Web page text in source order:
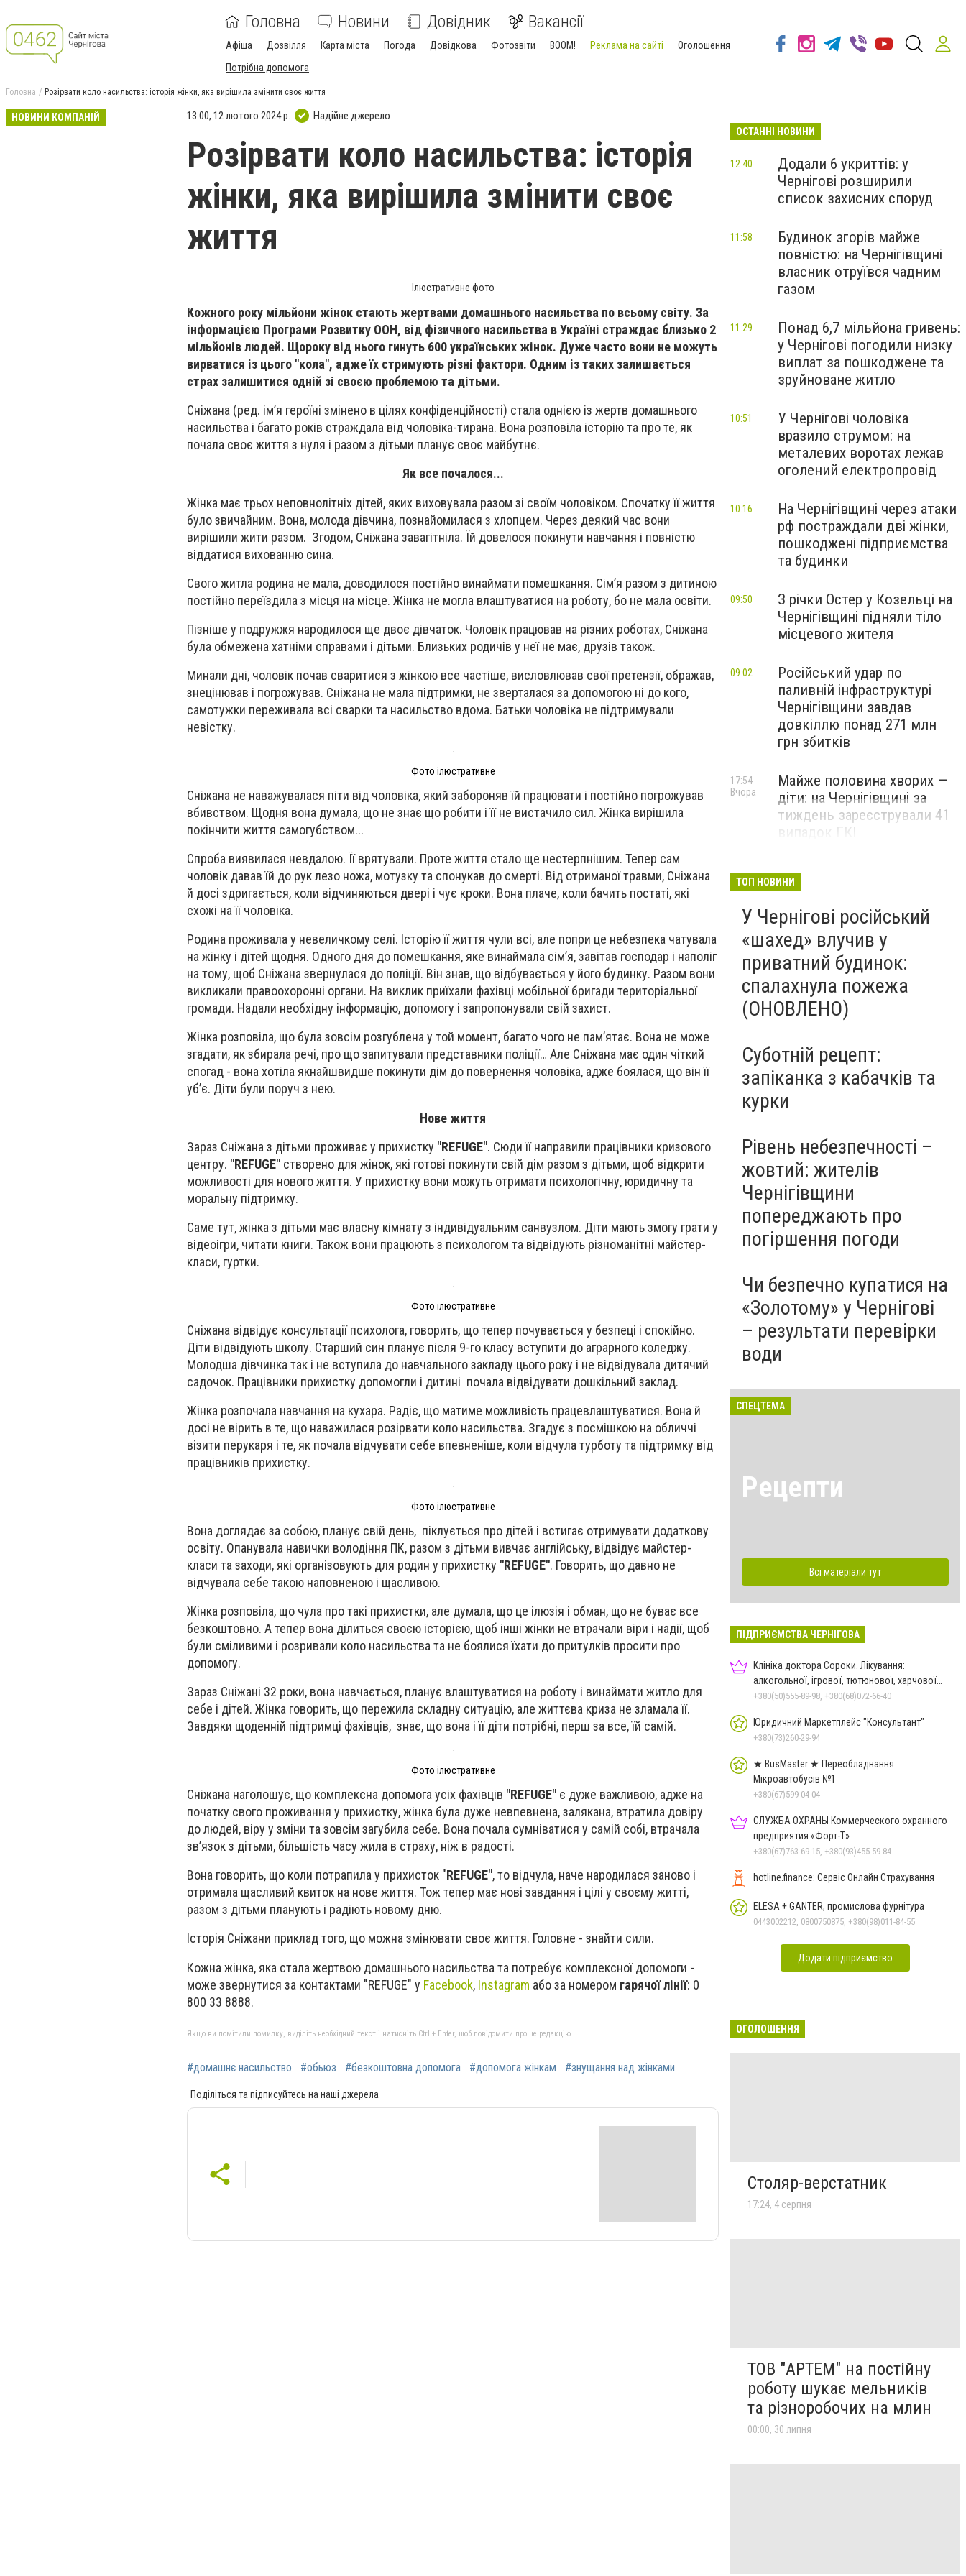
Головна Новини Довідник Вакансії
Афіша Дозвілля Карта міста Погода Довідкова Фотозвіти BOOM! Реклама на сайті
Оголошення
Потрібна допомога
Головна Розірвати коло насильства: історія жінки, яка вирішила змінити своє життя
НОВИНИ КОМПАНІЙ 13:00, 12 лютого 2024 р. Надійне джерело
Розірвати коло насильства: історія
жінки, яка вирішила змінити своє
життя
Ілюстративне фото
Кожного року мільйони жінок стають жертвами домашнього насильства по всьому світу. За
інформацією Програми Розвитку ООН, від фізичного насильства в Україні страждає близько 2
мільйонів людей. Щороку від нього гинуть 600 українських жінок. Дуже часто вони не можуть
вирватися із цього "кола", адже їх стримують різні фактори. Одним із таких залишається
страх залишитися одній зі своєю проблемою та дітьми.
Сніжана (ред. ім’я героїні змінено в цілях конфіденційності) стала однією із жертв домашнього
насильства і багато років страждала від чоловіка-тирана. Вона розповіла історію та про те, як
почала своє життя з нуля і разом з дітьми планує своє майбутнє.
Як все почалося...
Жінка має трьох неповнолітніх дітей, яких виховувала разом зі своїм чоловіком. Спочатку її життя
було звичайним. Вона, молода дівчина, познайомилася з хлопцем. Через деякий час вони
вирішили жити разом. Згодом, Сніжана завагітніла. Їй довелося покинути навчання і повністю
віддатися вихованню сина.
Свого житла родина не мала, доводилося постійно винаймати помешкання. Сім’я разом з дитиною
постійно переїздила з місця на місце. Жінка не могла влаштуватися на роботу, бо не мала освіти.
Пізніше у подружжя народилося ще двоє дівчаток. Чоловік працював на різних роботах, Сніжана
була обмежена хатніми справами і дітьми. Близьких родичів у неї не має, друзів також.
Минали дні, чоловік почав сваритися з жінкою все частіше, висловлював свої претензії, ображав,
знецінював і погрожував. Сніжана не мала підтримки, не зверталася за допомогою ні до кого,
самотужки переживала всі сварки та насильство вдома. Батьки чоловіка не підтримували
невістку.
Фото ілюстративне
Сніжана не наважувалася піти від чоловіка, який забороняв їй працювати і постійно погрожував
вбивством. Щодня вона думала, що не знає що робити і її не вистачило сил. Жінка вирішила
покінчити життя самогубством...
Спроба виявилася невдалою. Її врятували. Проте життя стало ще нестерпнішим. Тепер сам
чоловік давав їй до рук лезо ножа, мотузку та спонукав до смерті. Від отриманої травми, Сніжана
й досі здригається, коли відчиняються двері і чує кроки. Вона плаче, коли бачить постаті, які
схожі на її чоловіка.
Родина проживала у невеличкому селі. Історію її життя чули всі, але попри це небезпека чатувала
на жінку і дітей щодня. Одного дня до помешкання, яке винаймала сім’я, завітав господар і наполіг
на тому, щоб Сніжана звернулася до поліції. Він знав, що відбувається у його будинку. Разом вони
викликали правоохоронні органи. На виклик приїхали фахівці мобільної бригади територіальної
громади. Надали необхідну інформацію, допомогу і запропонували свій захист.
Жінка розповіла, що була зовсім розгублена у той момент, багато чого не пам’ятає. Вона не може
згадати, як збирала речі, про що запитували представники поліції… Але Сніжана має один чіткий
спогад - вона хотіла якнайшвидше покинути дім до повернення чоловіка, адже боялася, що він її
уб’є. Діти були поруч з нею.
Нове життя
Зараз Сніжана з дітьми проживає у прихистку "REFUGE". Сюди її направили працівники кризового
центру. "REFUGE" створено для жінок, які готові покинути свій дім разом з дітьми, щоб відкрити
можливості для нового життя. У прихистку вони можуть отримати психологічну, юридичну та
моральну підтримку.
Саме тут, жінка з дітьми має власну кімнату з індивідуальним санвузлом. Діти мають змогу грати у
відеоігри, читати книги. Також вони працюють з психологом та відвідують різноманітні майстер-
класи, гуртки.
Фото ілюстративне
Сніжана відвідує консультації психолога, говорить, що тепер почувається у безпеці і спокійно.
Діти відвідують школу. Старший син планує після 9-го класу вступити до аграрного коледжу.
Молодша дівчинка так і не вступила до навчального закладу цього року і не відвідувала дитячий
садочок. Працівники прихистку допомогли і дитині почала відвідувати дошкільний заклад.
Жінка розпочала навчання на кухара. Радіє, що матиме можливість працевлаштуватися. Вона й
досі не вірить в те, що наважилася розірвати коло насильства. Згадує з посмішкою на обличчі
візити перукаря і те, як почала відчувати себе впевненіше, коли відчула турботу та підтримку від
працівників прихистку.
Фото ілюстративне
Вона доглядає за собою, планує свій день, піклується про дітей і встигає отримувати додаткову
освіту. Опанувала навички володіння ПК, разом з дітьми вивчає англійську, відвідує майстер-
класи та заходи, які організовують для родин у прихистку "REFUGE". Говорить, що давно не
відчувала себе такою наповненою і щасливою.
Жінка розповіла, що чула про такі прихистки, але думала, що це ілюзія і обман, що не буває все
безкоштовно. А тепер вона ділиться своєю історією, щоб інші жінки не втрачали віри і надії, щоб
були сміливими і розривали коло насильства та не боялися їхати до притулків просити про
допомогу.
Зараз Сніжані 32 роки, вона навчається, планує влаштуватися на роботу і винаймати житло для
себе і дітей. Жінка говорить, що пережила складну ситуацію, але життєва криза не зламала її.
Завдяки щоденній підтримці фахівців, знає, що вона і її діти потрібні, перш за все, їй самій.
Фото ілюстративне
Сніжана наголошує, що комплексна допомога усіх фахівців "REFUGE" є дуже важливою, адже на
початку свого проживання у прихистку, жінка була дуже невпевнена, залякана, втратила довіру
до людей, віру у зміни та зовсім загубила себе. Вона почала сумніватися у самій собі, втрачала
зв’язок з дітьми, більшість часу жила в страху, ніж в радості.
Вона говорить, що коли потрапила у прихисток "REFUGE", то відчула, наче народилася заново і
отримала щасливий квиток на нове життя. Тож тепер має нові завдання і цілі у своєму житті,
разом з дітьми планують і радіють новому дню.
Історія Сніжани приклад того, що можна змінювати своє життя. Головне - знайти сили.
Кожна жінка, яка стала жертвою домашнього насильства та потребує комплексної допомоги -
може звернутися за контактами "REFUGE" у Facebook, Instagram або за номером гарячої лінії: 0
800 33 8888.
Якщо ви помітили помилку, виділіть необхідний текст і натисніть Ctrl + Enter, щоб повідомити про це редакцію
#домашнє насильство #обьюз #безкоштовна допомога #допомога жінкам #знущання над жінками
Поділіться та підписуйтесь на наші джерела
ОСТАННІ НОВИНИ
Додали 6 укриттів: у
Чернігові розширили
список захисних споруд
12:40
Будинок згорів майже
повністю: на Чернігівщині
власник отруївся чадним
газом
11:58
Понад 6,7 мільйона гривень:
у Чернігові погодили низку
виплат за пошкоджене та
зруйноване житло
11:29
У Чернігові чоловіка
вразило струмом: на
металевих воротах лежав
оголений електропровід
10:51
На Чернігівщині через атаки
рф постраждали дві жінки,
пошкоджені підприємства
та будинки
10:16
З річки Остер у Козельці на
Чернігівщині підняли тіло
місцевого жителя
09:50
Російський удар по
паливній інфраструктурі
Чернігівщини завдав
довкіллю понад 271 млн
грн збитків
09:02
Майже половина хворих —
діти: на Чернігівщині за
тиждень зареєстрували 41
випадок ГКІ
17:54
Вчора
ТОП НОВИНИ
У Чернігові російський
«шахед» влучив у
приватний будинок:
спалахнула пожежа
(ОНОВЛЕНО)
Суботній рецепт:
запіканка з кабачків та
курки
Рівень небезпечності –
жовтий: жителів
Чернігівщини
попереджають про
погіршення погоди
Чи безпечно купатися на
«Золотому» у Чернігові
– результати перевірки
води
СПЕЦТЕМА
Рецепти
Всі матеріали тут
ПІДПРИЄМСТВА ЧЕРНІГОВА
Клініка доктора Сороки. Лікування:
алкогольної, ігрової, тютюнової, харчової
залежностей, неврозів т
+380(50)555-89-98, +380(68)072-66-40
Юридичний Маркетплейс "Консультант"
+380(73)260-29-94
★ BusMaster ★ Переобладнання
Мікроавтобусів №1
+380(67)599-04-04
СЛУЖБА ОХРАНЫ Коммерческого охранного
предприятия «Форт-Т»
+380(67)763-69-15, +380(93)455-59-84
hotline.finance: Сервіс Онлайн Страхування
ELESA + GANTER, промислова фурнітура
0443002212, 0800750875, +380(98)011-84-55
Додати підприємство
ОГОЛОШЕННЯ
Столяр-верстатник
17:24, 4 серпня
ТОВ "АРТЕМ" на постійну
роботу шукає мельників
та різноробочих на млин
00:00, 30 липня